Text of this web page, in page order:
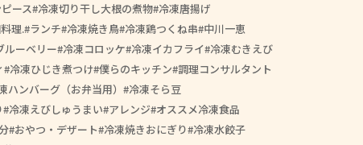
ース 冷凍切り干し大根の煮物 冷凍唐揚げ
理. ランチ 冷凍焼き鳥 冷凍鶏つくね串 中川一恵
ルーベリー 冷凍コロッケ 冷凍イカフライ 冷凍むきえび
冷凍ひじき煮つけ 僕らのキッチン 調理コンサルタント
ハンバーグ（お弁当用）
冷凍そら豆
冷凍えびしゅうまい アレンジ オススメ冷凍食品
おやつ・デザート 冷凍焼きおにぎり 冷凍水餃子